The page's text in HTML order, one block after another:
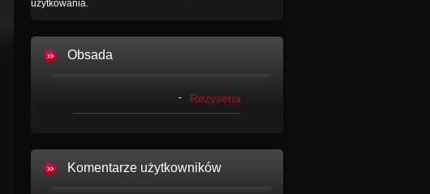
użytkowania.
Obsada
- Reżyseria
Komentarze użytkowników